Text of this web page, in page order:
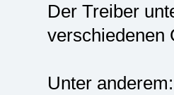
Der Treiber
verschiedenen
Unter anderem: